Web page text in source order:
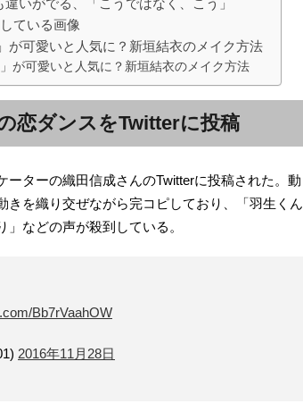
いがでる、「こうではなく、こう」
ている画像
が可愛いと人気に？新垣結衣のメイク方法
が可愛いと人気に？新垣結衣のメイク方法
恋ダンスをTwitterに投稿
ターの織田信成さんのTwitterに投稿された。動
を織り交ぜながら完コピしており、「羽生くん
などの声が殺到している。
Bb7rVaahOW
2016年11月28日